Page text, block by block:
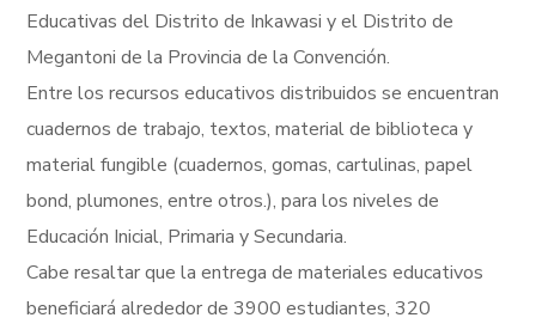
Educativas del Distrito de Inkawasi y el Distrito de
Megantoni de la Provincia de la Convención.
Entre los recursos educativos distribuidos se encuentran
cuadernos de trabajo, textos, material de biblioteca y
material fungible (cuadernos, gomas, cartulinas, papel
bond, plumones, entre otros.), para los niveles de
Educación Inicial, Primaria y Secundaria.
Cabe resaltar que la entrega de materiales educativos
beneficiará alrededor de 3900 estudiantes, 320